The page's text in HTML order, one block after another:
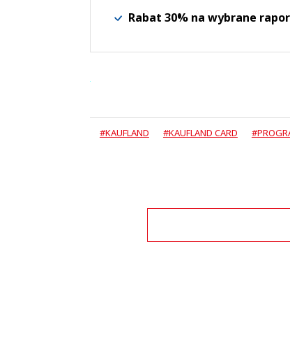
Rabat 30% na wybrane
#KAUFLAND #KAUFLAND CARD